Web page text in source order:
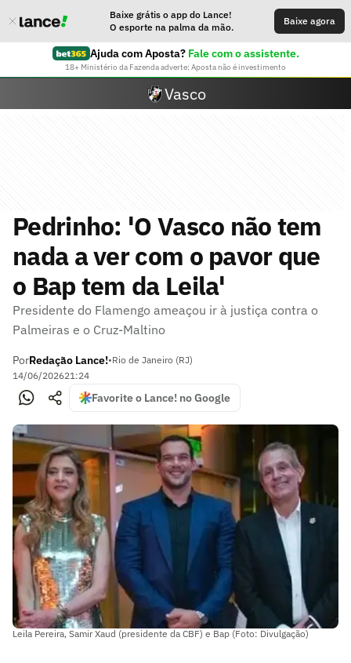
Baixe grátis o app do Lance!
O esporte na palma da mão.
Baixe agora
Ajuda com Aposta? Fale com o assistente.
18+ Ministério da Fazenda adverte: Aposta não é investimento
Vasco
Pedrinho: 'O Vasco não tem
nada a ver com o pavor que
o Bap tem da Leila'
Presidente do Flamengo ameaçou ir à justiça contra o
Palmeiras e o Cruz-Maltino
PorRedação Lance!•Rio de Janeiro (RJ)
14/06/202621:24
Favorite o Lance! no Google
Leila Pereira, Samir Xaud (presidente da CBF) e Bap (Foto: Divulgação)